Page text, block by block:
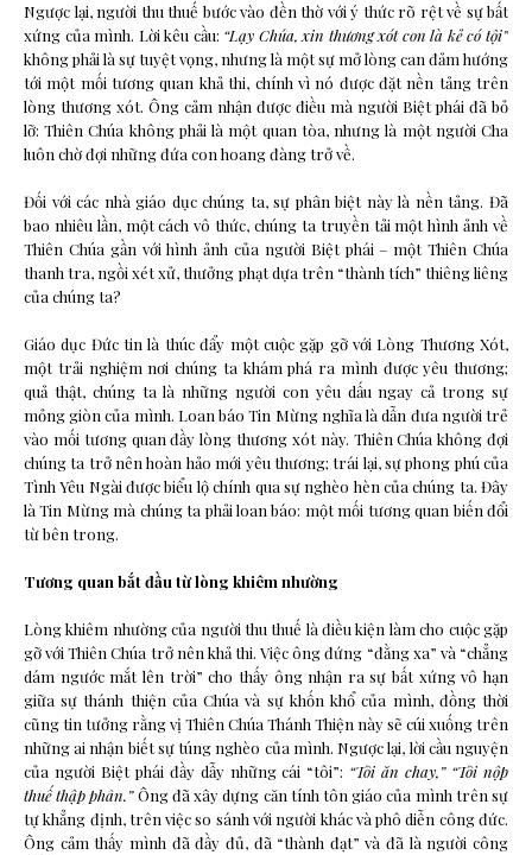
Ngược lại, người thu thuế bước vào đền thờ với ý thức rõ rệt về sự bất
xứng của mình. Lời kêu cầu: “Lạy Chúa, xin thương xót con là kẻ có tội”
không phải là sự tuyệt vọng, nhưng là một sự mở lòng can đảm hướng
tới một mối tương quan khả thi, chính vì nó được đặt nền tảng trên
lòng thương xót. Ông cảm nhận được điều mà người Biệt phái đã bỏ
lỡ: Thiên Chúa không phải là một quan tòa, nhưng là một người Cha
luôn chờ đợi những đứa con hoang đàng trở về.
Đối với các nhà giáo dục chúng ta, sự phân biệt này là nền tảng. Đã
bao nhiêu lần, một cách vô thức, chúng ta truyền tải một hình ảnh về
Thiên Chúa gần với hình ảnh của người Biệt phái – một Thiên Chúa
thanh tra, ngồi xét xử, thưởng phạt dựa trên “thành tích” thiêng liêng
của chúng ta?
Giáo dục Đức tin là thúc đẩy một cuộc gặp gỡ với Lòng Thương Xót,
một trải nghiệm nơi chúng ta khám phá ra mình được yêu thương;
quả thật, chúng ta là những người con yêu dấu ngay cả trong sự
mỏng giòn của mình. Loan báo Tin Mừng nghĩa là dẫn đưa người trẻ
vào mối tương quan đầy lòng thương xót này. Thiên Chúa không đợi
chúng ta trở nên hoàn hảo mới yêu thương; trái lại, sự phong phú của
Tình Yêu Ngài được biểu lộ chính qua sự nghèo hèn của chúng ta. Đây
là Tin Mừng mà chúng ta phải loan báo: một mối tương quan biến đổi
từ bên trong.
Tương quan bắt đầu từ lòng khiêm nhường
Lòng khiêm nhường của người thu thuế là điều kiện làm cho cuộc gặp
gỡ với Thiên Chúa trở nên khả thi. Việc ông đứng “đằng xa” và “chẳng
dám ngước mắt lên trời” cho thấy ông nhận ra sự bất xứng vô hạn
giữa sự thánh thiện của Chúa và sự khốn khổ của mình, đồng thời
cũng tin tưởng rằng vị Thiên Chúa Thánh Thiện này sẽ cúi xuống trên
những ai nhận biết sự túng nghèo của mình. Ngược lại, lời cầu nguyện
của người Biệt phái đầy dẫy những cái “tôi”: “Tôi ăn chay,” “Tôi nộp
thuế thập phân.”Ông đã xây dựng căn tính tôn giáo của mình trên sự
tự khẳng định, trên việc so sánh với người khác và phô diễn công đức.
Ông cảm thấy mình đã đầy đủ, đã “thành đạt” và đã là người công